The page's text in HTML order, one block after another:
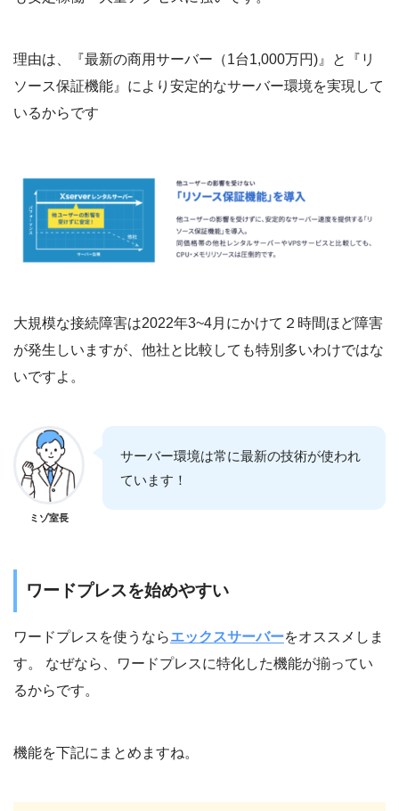
理由は、『最新の商用サーバー（1台1,000万円)』と『リ
ソース保証機能』により安定的なサーバー環境を実現して
いるからです
大規模な接続障害は2022年3~4月にかけて２時間ほど障害
が発生しいますが、他社と比較しても特別多いわけではな
いですよ。
ミゾ室長
サーバー環境は常に最新の技術が使われ
ています！
ワードプレスを始めやすい
ワードプレスを使うならエックスサーバーをオススメしま
す。 なぜなら、ワードプレスに特化した機能が揃ってい
るからです。
機能を下記にまとめますね。